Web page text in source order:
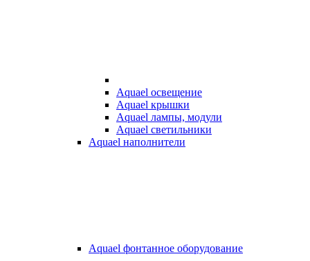
Aquael освещение
Aquael крышки
Aquael лампы, модули
Aquael светильники
Aquael наполнители
Aquael фонтанное оборудование